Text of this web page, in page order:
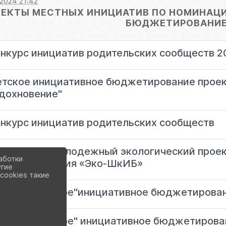
МЕСТНЫХ ИНИЦИАТИВ ПО
инициатив родительских сообществ
инициативное бюджетирование
инициатив родительских сообществ
и молодежный экологический
«Эко-ШкИБ»
"Детское"инициативное
"Детское" инициативное
такие